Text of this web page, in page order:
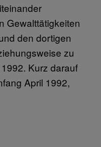
Gewalttätigkeiten
den dortigen
zu
Kurz darauf
April 1992,